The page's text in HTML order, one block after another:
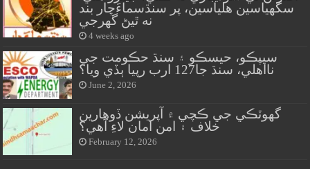
سگهياسين هلياسين، پر سنڌسماءَچار بند
نه ٿيڻ گهرجي
4 weeks ago
سيپڪو، حيسڪو ۽ سنڌ حڪومت جي
نااهلي، سنڌ جا127 ارب رپيا ٻڏي ويا؟
June 2, 2026
گهوٽڪي جي ڪچي ۾ آپريشن ڏوهارين
خلاف ۽ امن امان لاءِ آهي؟
February 12, 2026